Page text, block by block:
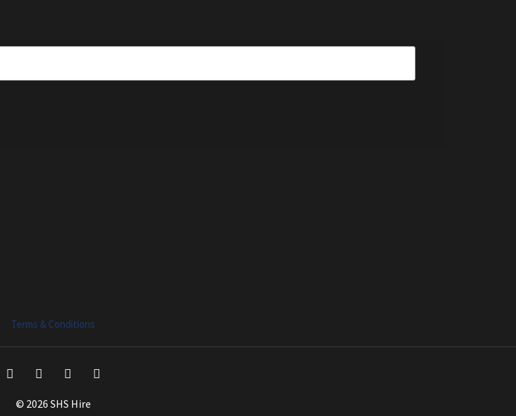
Terms & Conditions
© 2026 SHS Hire